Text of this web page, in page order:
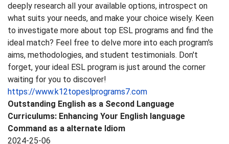
deeply research all your available options, introspect on
what suits your needs, and make your choice wisely. Keen
to investigate more about top ESL programs and find the
ideal match? Feel free to delve more into each program's
aims, methodologies, and student testimonials. Don't
forget, your ideal ESL program is just around the corner
waiting for you to discover!
https://www.k12topeslprograms7.com
Outstanding English as a Second Language
Curriculums: Enhancing Your English language
Command as a alternate Idiom
2024-25-06